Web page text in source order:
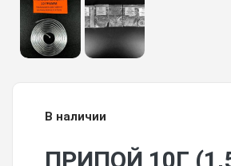
В наличии
ПРИПОЙ 10Г